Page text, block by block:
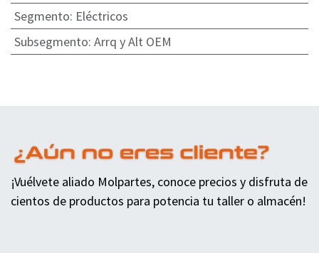
Segmento: Eléctricos
Subsegmento: Arrq y Alt OEM
¡Vuélvete aliado Molpartes, conoce precios y disfruta de
cientos de productos para potencia tu taller o almacén!